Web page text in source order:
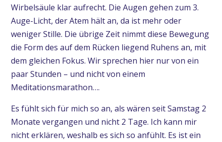
Wirbelsäule klar aufrecht. Die Augen gehen zum 3.
Auge-Licht, der Atem hält an, da ist mehr oder
weniger Stille. Die übrige Zeit nimmt diese Bewegung
die Form des auf dem Rücken liegend Ruhens an, mit
dem gleichen Fokus. Wir sprechen hier nur von ein
paar Stunden – und nicht von einem
Meditationsmarathon….
Es fühlt sich für mich so an, als wären seit Samstag 2
Monate vergangen und nicht 2 Tage. Ich kann mir
nicht erklären, weshalb es sich so anfühlt. Es ist ein